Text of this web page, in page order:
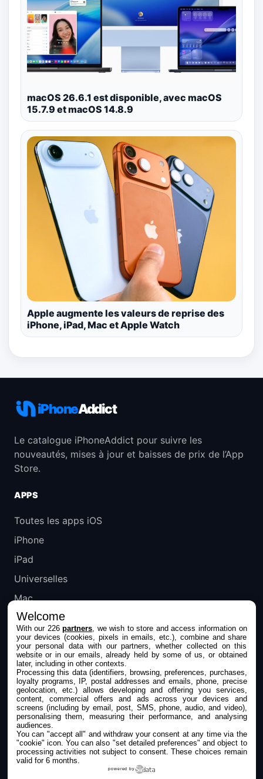
macOS 26.6.1 est disponible, avec macOS
15.7.9 et macOS 14.8.9
Apple augmente les valeurs de reprise des
iPhone, iPad, Mac et Apple Watch
iPhoneAddict
Le catalogue iPhoneAddict pour suivre les
nouveautés, mises à jour et baisses de prix de l’App
Store.
APPS
Toutes les apps iOS
iPhone
iPad
Universelles
Mac
Apple TV
IPHONEADDICT
Actualité Apple
Archives keynotes
Contact
À propos
KultureGeek
Welcome
With our 226partners , we wish to store and access information on
your devices (cookies, pixels in emails, etc.), combine and share
your personal data with our partners, whether collected on this
website or in our emails, already held by some of us, or obtained
later, including in other contexts.
Processing this data (identifiers, browsing, preferences, purchases,
loyalty programs, IP, postal addresses and emails, phone, precise
geolocation, etc.) allows developing and offering you services,
content, commercial offers and ads across your devices and
screens (including by email, post, SMS, phone, audio, and video),
personalising them, measuring their performance, and analysing
audiences.
You can "accept all" and withdraw your consent at any time via the
"cookie" icon. You can also "set detailed preferences" and object to
processing activities not subject to consent. These choices remain
valid for 6 months.
powered by